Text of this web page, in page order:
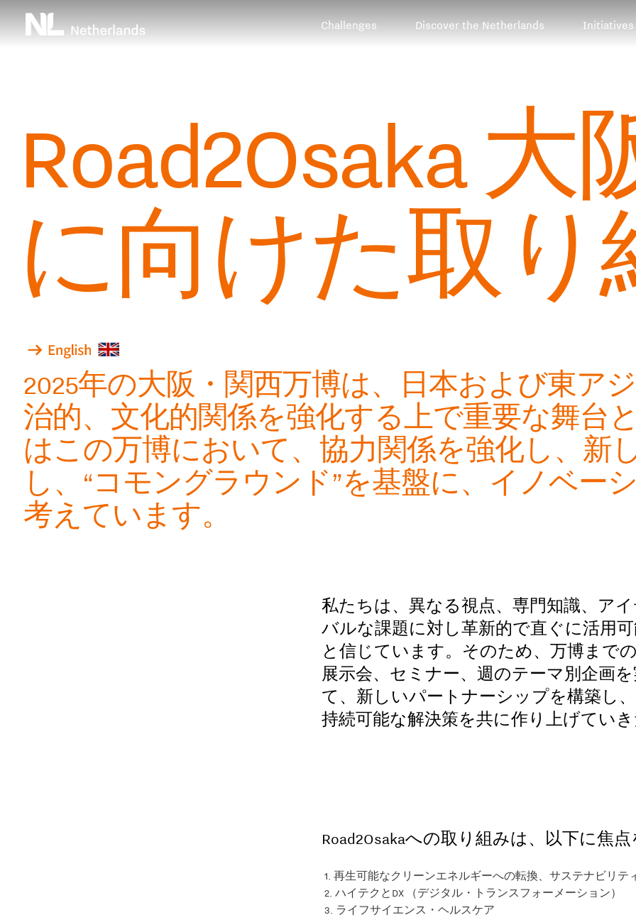
Challenges Discover the Netherlands Initiatives
Road2Osaka
に向けた取り
2025年の大阪・関西万博は、日本および東ア
治的、文化的関係を強化する上で重要な舞台
はこの万博において、協力関係を強化し、新
し、“コモングラウンド”を基盤に、イノベー
考えています。
私たちは、異なる視点、専門知識、ア
バルな課題に対し革新的で直ぐに活用
と信じています。そのため、万博まで
展示会、セミナー、週のテーマ別企画
て、新しいパートナーシップを構築し
持続可能な解決策を共に作り上げてい
Road2Osakaへの取り組みは、以下に焦点
再生可能なクリーンエネルギーへの転換、サステナビリテ
ハイテクと DX
（デジタル・トランスフォーメーション）
ライフサイエンス・ヘルスケア